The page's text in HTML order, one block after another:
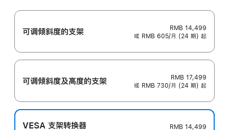
可调倾斜度的支架
RMB 14,499
或 RMB 605/月 (24 期) 起
可调倾斜度及高‍度的支‍架
RMB 17,499
或 RMB 730/月 (24 期) 起
VESA 支架转换器
RMB 14,499